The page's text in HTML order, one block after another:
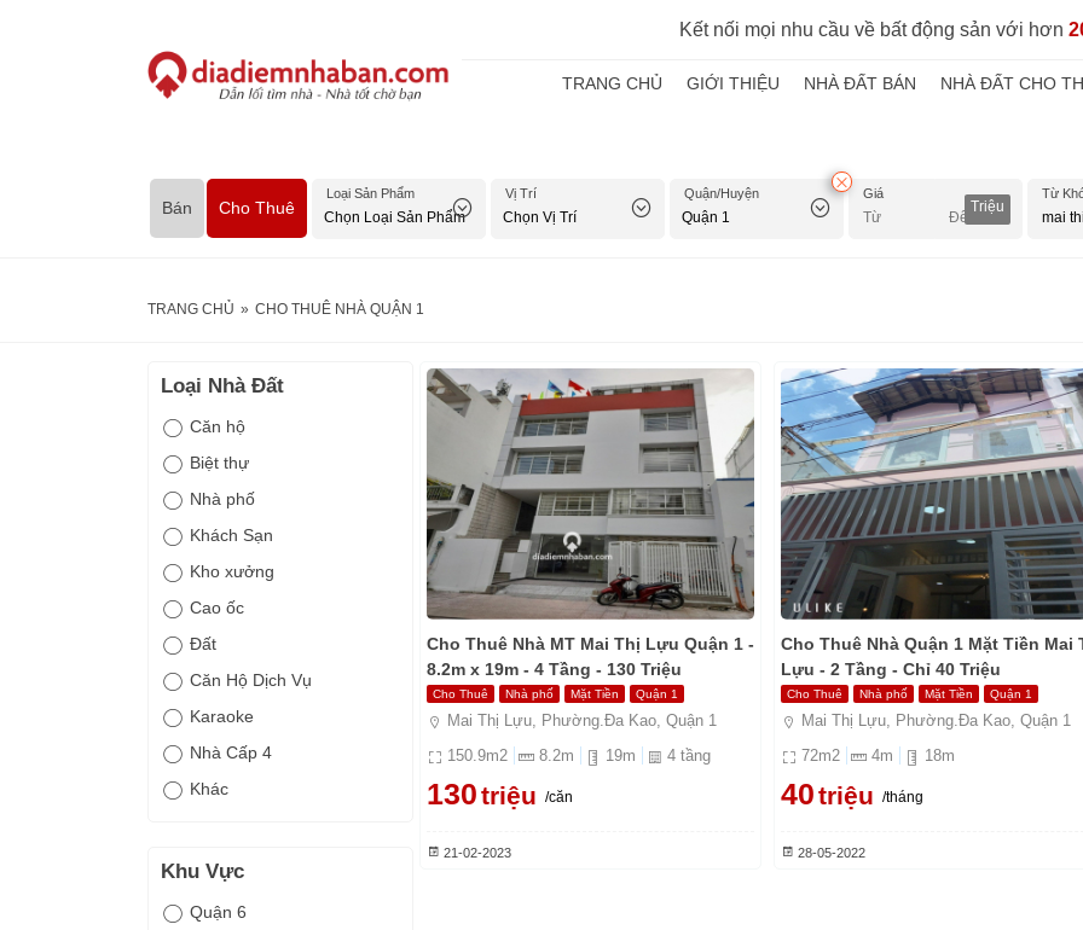
Kết nối mọi nhu cầu về bất động sản với hơn
TRANG CHỦ GIỚI THIỆU NHÀ ĐẤT BÁN NHÀ ĐẤT CHO
Bán Cho Thuê
Loại Sản Phẩm Vị Trí Quận/Huyện Giá
Triệu
Từ
TRANG CHỦ » CHO THUÊ NHÀ QUẬN 1
Loại Nhà Đất
Căn hộ
Biệt thự
Nhà phố
Khách Sạn
Kho xưởng
Cao ốc
Đất
Căn Hộ Dịch Vụ
Karaoke
Nhà Cấp 4
Khác
Khu Vực
Quận 6
Cho Thuê Nhà MT Mai Thị Lựu Quận 1 -
8.2m x 19m - 4 Tầng - 130 Triệu
Cho Thuê Nhà phố Mặt Tiền Quận 1
Mai Thị Lựu, Phường.Đa Kao, Quận 1
150.9m2 8.2m 19m 4 tầng
130triệu /căn
21-02-2023
Cho Thuê Nhà Quận 1 Mặt Tiền Mai
Lựu - 2 Tầng - Chỉ 40 Triệu
Cho Thuê Nhà phố Mặt Tiền Quận 1
Mai Thị Lựu, Phường.Đa Kao, Quận 1
72m2 4m 18m
40triệu /tháng
28-05-2022